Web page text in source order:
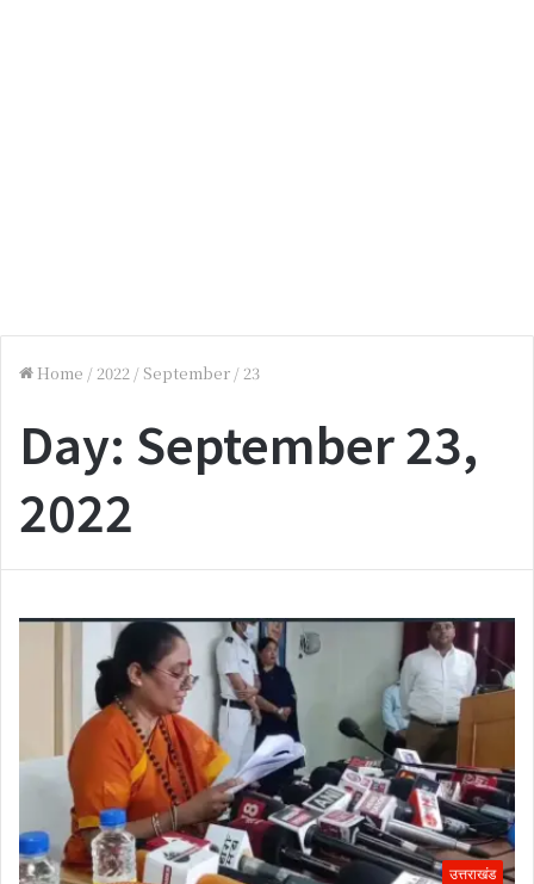
Home /2022 / September /23
Day: September 23,
2022
उत्तराखंड